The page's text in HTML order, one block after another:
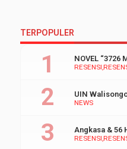
TERPOPULER
RESENSI
NOVEL “3726
NEWS
UIN
RESENSI
Angkasa & 56